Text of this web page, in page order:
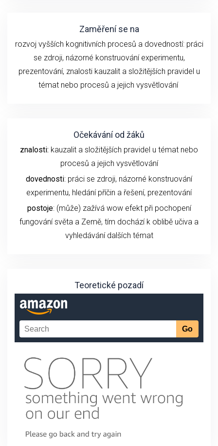
Zaměření se na
rozvoj vyšších kognitivních procesů a dovedností: práci
se zdroji, názorné konstruování experimentu,
prezentování, znalostikauzalit a složitějších pravidel u
témat nebo procesů a jejich vysvětlování
Očekávání od žáků
znalosti: kauzalit a složitějších pravidel u témat nebo
procesů a jejich vysvětlování
dovednosti: práci se zdroji, názorné konstruování
experimentu, hledání příčin a řešení, prezentování
postoje: (může) zažívá wow efekt při pochopení
fungování světa a Země, tím dochází k oblibě učiva a
vyhledávání dalších témat
Teoretické pozadí